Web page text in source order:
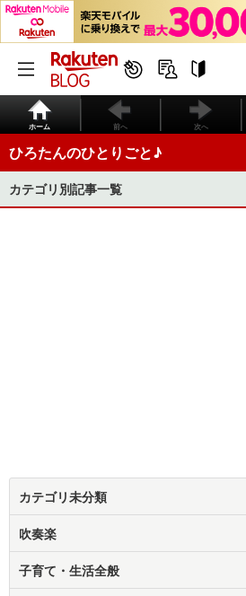
ホーム 前へ 次へ
ひろたんのひとりごと♪
カテゴリ別記事一覧
カテゴリ未分類
吹奏楽
子育て・生活全般